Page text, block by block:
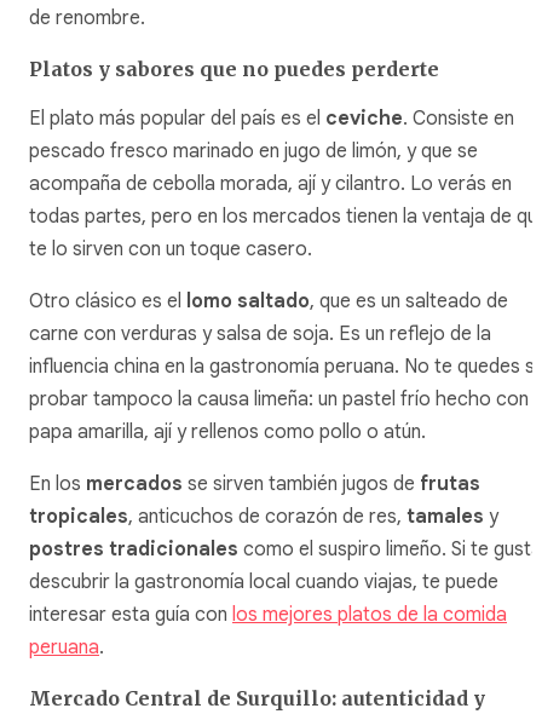
de renombre.
Platos y sabores que no puedes perderte
El plato más popular del país es el ceviche. Consiste en
pescado fresco marinado en jugo de limón, y que se
acompaña de cebolla morada, ají y cilantro. Lo verás en
todas partes, pero en los mercados tienen la ventaja de
te lo sirven con un toque casero.
Otro clásico es el lomo saltado, que es un salteado de
carne con verduras y salsa de soja. Es un reflejo de la
influencia china en la gastronomía peruana. No te quedes
probar tampoco la causa limeña: un pastel frío hecho con
papa amarilla, ají y rellenos como pollo o atún.
En los mercados se sirven también jugos de frutas
tropicales, anticuchos de corazón de res, tamales y
postres tradicionales como el suspiro limeño. Si te gusta
descubrir la gastronomía local cuando viajas, te puede
interesar esta guía con los mejores platos de la comida
peruana.
Mercado Central de Surquillo: autenticidad y